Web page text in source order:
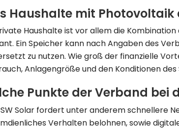
Haushalte mit
Haushalte ist vor allem die
Ein Speicher kann nach Angaben des
zu nutzen. Wie groß der finanzielle
Anlagengröße und den Konditionen
Punkte der Verband bei
Solar fordert unter anderem schnellere
Verhalten belohnen, sowie